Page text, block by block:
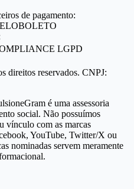
de pagamento:
ELOBOLETO
LGPD
direitos reservados. CNPJ:
é uma assessoria
social. Não possuímos
vínculo com as marcas
YouTube, Twitter/X ou
nominadas servem meramente